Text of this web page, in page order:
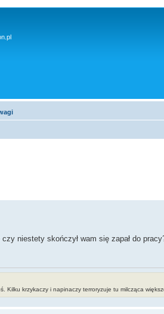
niestety skończył wam się zapał do
Kilku krzykaczy i napinaczy terroryzuje tu milcząca